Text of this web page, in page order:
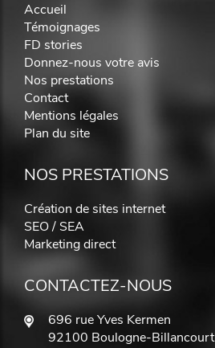
Accueil
Témoignages
FD stories
Donnez-nous votre avis
Nos prestations
Contact
Mentions légales
Plan du site
NOS PRESTATIONS
Création de sites internet
SEO / SEA
Marketing direct
CONTACTEZ-NOUS
696 rue Yves Kermen
92100 Boulogne-Billancourt